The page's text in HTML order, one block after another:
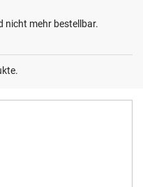
nicht mehr bestellbar.